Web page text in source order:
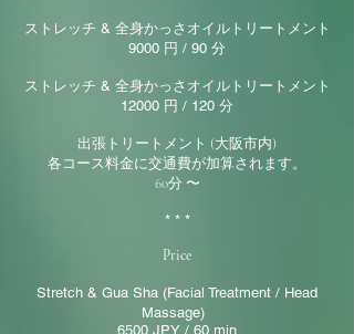
ストレッチ & 全身かっさオイルトリートメント
9000 円 / 90 分
ストレッチ & 全身かっさオイルトリートメント
12000 円 / 120 分
出張トリートメント (大阪市内)
各コース料金に交通費が加算されます。
60分 〜
* * *
Price
Stretch & Gua Sha (Facial Treatment / Head
Massage)
6500 JPY / 60 min